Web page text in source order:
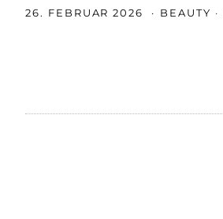
26. FEBRUAR 2026 BEAUTY